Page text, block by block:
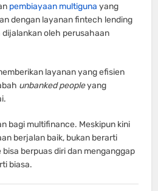
pembiayaan multiguna yang
dengan layanan fintech lending
oleh perusahaan
layanan yang efisien
unbanked peopleyang
bagi multifinance. Meskipun kini
berjalan baik, bukan berarti
berpuas diri dan menganggap
biasa.